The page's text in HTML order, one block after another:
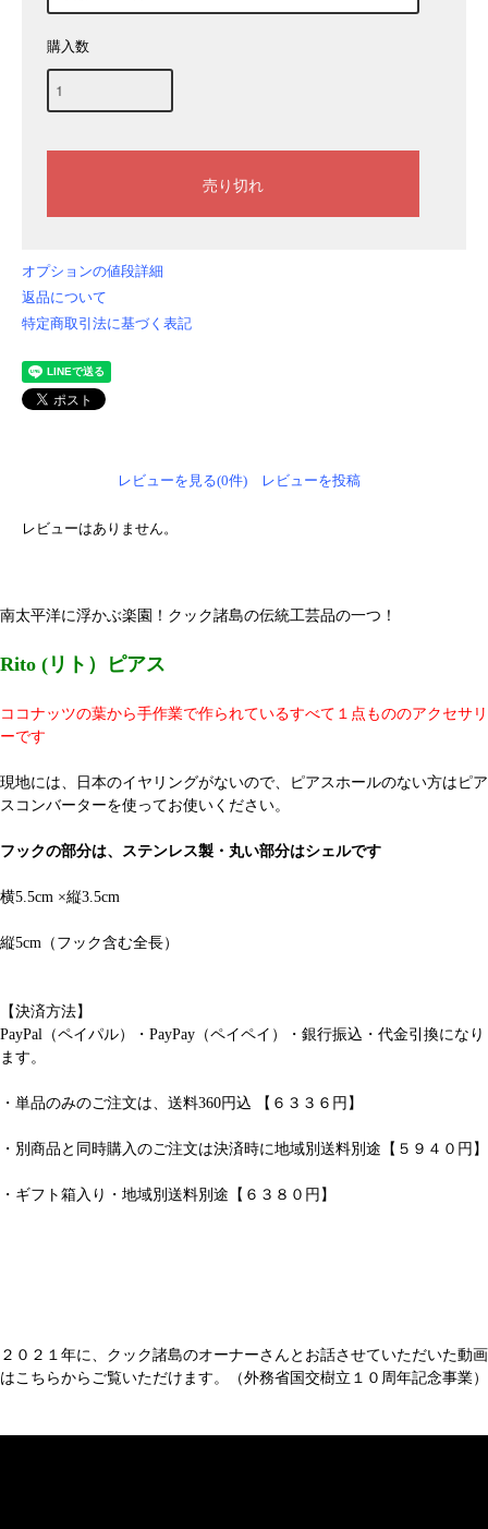
購入数
オプションの値段詳細
返品について
特定商取引法に基づく表記
レビューを見る(0件) レビューを投稿
レビューはありません。
南太平洋に浮かぶ楽園！クック諸島の伝統工芸品の一つ！
Rito (リト）ピアス
ココナッツの葉から手作業で作られているすべて１点もののアクセサリ
ーです
現地には、日本のイヤリングがないので、ピアスホールのない方はピア
スコンバーターを使ってお使いください。
フックの部分は、ステンレス製・丸い部分はシェルです
横5.5cm ×縦3.5cm
縦5cm（フック含む全長）
【決済方法】
PayPal（ペイパル）・PayPay（ペイペイ）・銀行振込・代金引換になり
ます。
・単品のみのご注文は、送料360円込 【６３３６円】
・別商品と同時購入のご注文は決済時に地域別送料別途【５９４０円】
・ギフト箱入り・地域別送料別途【６３８０円】
２０２１年に、クック諸島のオーナーさんとお話させていただいた動画
はこちらからご覧いただけます。（外務省国交樹立１０周年記念事業）